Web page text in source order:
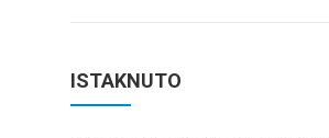
ISTAKNUTO